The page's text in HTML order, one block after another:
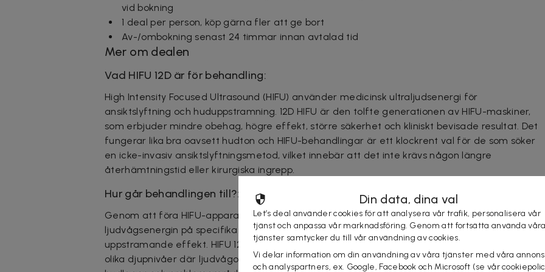
vid bokning
1 deal per person, köp gärna fler att ge bort
Av-/ombokning senast 24 timmar innan avtalad tid
Mer om dealen
Vad HIFU 12D är för behandling:
High Intensity Focused Ultrasound (HIFU) använder medicinsk ultraljudsenergi för
ansiktslyftning och huduppstramning. 12D HIFU är den tolfte generationen av HIFU-maskiner,
som erbjuder mindre obehag, högre effekt, större säkerhet och kliniskt bevisade resultat. Det
fungerar lika bra oavsett hudton och HIFU-behandlingar är ett klockrent val för de som söker
en icke-invasiv ansiktslyftningsmetod, vilket innebär att det inte krävs någon längre
återhämtningstid eller kirurgiska ingrepp.
Hur går behandlingen till?:
Genom att föra HIFU-apparaten över önskade hudområden fokuserar den högintensiva
ljudvågsenergin på specifika djup, vilket resulterar i ökad kollagenproduktion och en
uppstramande effekt. HIFU 12D-behandlingen har fått sitt namn eftersom den sägs ha 12
olika djupnivåer där ljudvågorna kan riktas in, vilket gör det möjligt att behandla olika
Din data, dina val
Let’s deal använder cookies för att analysera vår trafik, personalisera vår
tjänst och anpassa vår marknadsföring. Genom att fortsätta använda våra
tjänster samtycker du till vår användning av cookies.
Vi delar information om din användning av våra tjänster med våra
och analyspartners, ex. Google, Facebook och Microsoft (se vår